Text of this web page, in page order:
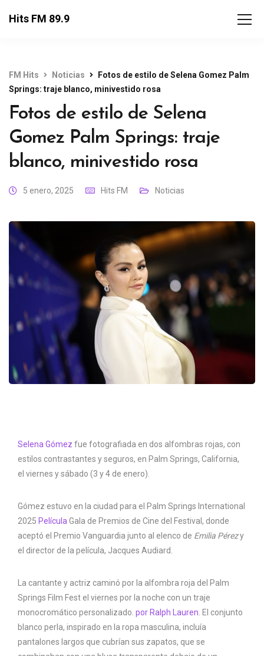
Hits FM 89.9
FM Hits Noticias
Fotos de estilo de Selena Gomez Palm
Springs: traje blanco, minivestido rosa
Fotos de estilo de Selena
Gomez Palm Springs: traje
blanco, minivestido rosa
5 enero, 2025 Hits FM Noticias
Selena Gómez fue fotografiada en dos alfombras rojas, con
estilos contrastantes y seguros, en Palm Springs, California,
el viernes y sábado (3 y 4 de enero).
Gómez estuvo en la ciudad para el Palm Springs International
2025 PelículaGala de Premios de Cine del Festival, donde
aceptó el Premio Vanguardia junto al elenco de Emilia Pérezy
el director de la película, Jacques Audiard.
La cantante y actriz caminó por la alfombra roja del Palm
Springs Film Fest el viernes por la noche con un traje
monocromático personalizado. por Ralph Lauren. El conjunto
blanco perla, inspirado en la ropa masculina, incluía
pantalones largos que cubrían sus zapatos, que se